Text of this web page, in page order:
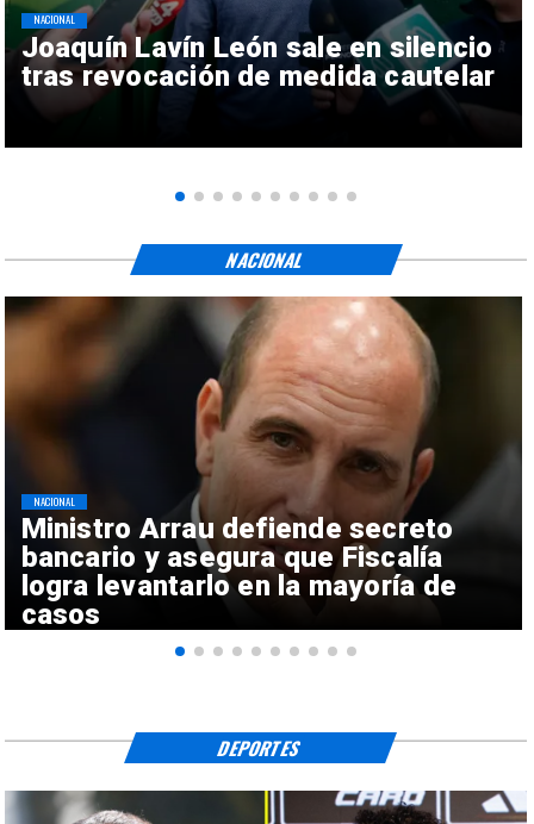
Joaquín Lavín León sale en silencio
tras revocación de medida cautelar
NACIONAL
Ministro Arrau defiende secreto
bancario y asegura que Fiscalía
logra levantarlo en la mayoría de
casos
NACIONAL
NACIONAL
DEPORTES